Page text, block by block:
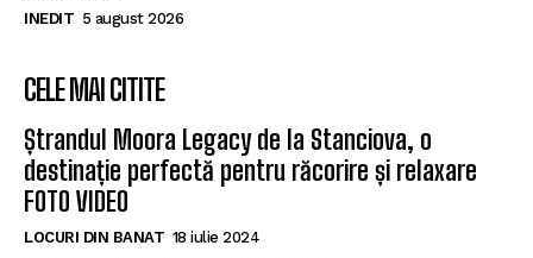
INEDIT 5 august 2026
CELE MAI CITITE
Ștrandul Moora Legacy de la Stanciova, o
destinație perfectă pentru răcorire și relaxare
FOTO VIDEO
LOCURI DIN BANAT 18 iulie 2024